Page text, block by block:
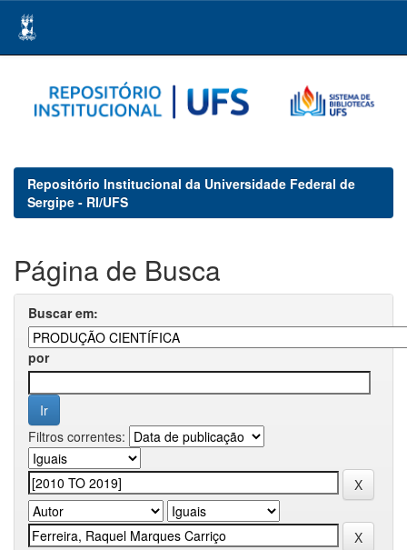
navigation
Repositório Institucional da Universidade Federal de
Sergipe - RI/UFS
Página de Busca
Buscar em:
por
Filtros correntes: